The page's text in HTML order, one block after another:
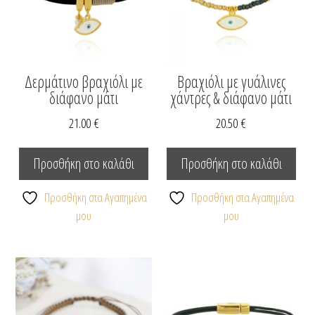
Δερμάτινο βραχιόλι με
διάφανο μάτι
21.00€
Προσθήκη στο καλάθι
Προσθήκη στα Αγαπημένα
μου
Βραχιόλι με γυάλινες
χάντρες & διάφανο μάτι
20.50€
Προσθήκη στο καλάθι
Προσθήκη στα Αγαπημένα
μου